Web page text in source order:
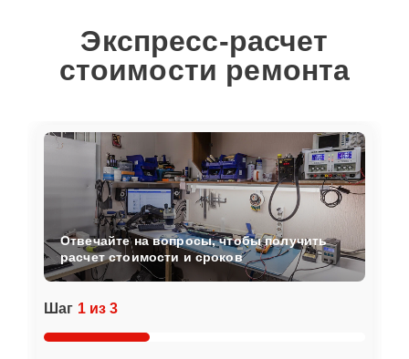
Экспресс-расчет
стоимости ремонта
Шаг 1 из 3
Отвечайте на вопросы, чтобы получить
расчет стоимости и сроков